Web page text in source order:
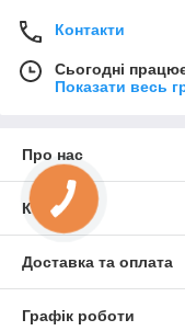
Контакти
Сьогодні
Показати весь
Про нас
Контакти
Доставка та оплата
Графік роботи